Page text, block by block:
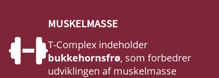
MUSKELMASSE
T-Complex indeholder
bukkehornsfrø, som forbedrer
udviklingen af muskelmasse